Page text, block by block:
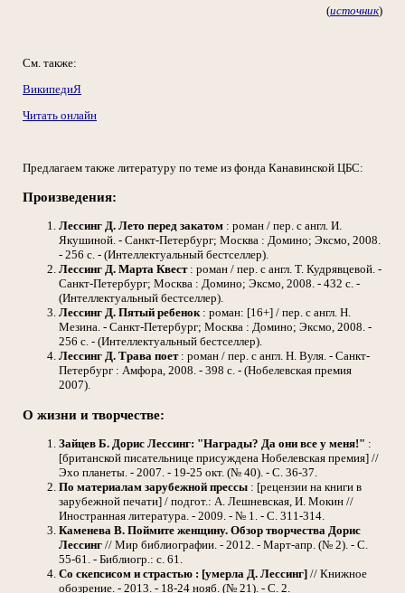
(источник)
См. также:
ВикипедиЯ
Читать онлайн
Предлагаем также литературу по теме из фонда Канавинской ЦБС:
Произведения:
Лессинг Д. Лето перед закатом : роман / пер. с англ. И.
Якушиной. - Санкт-Петербург; Москва : Домино; Эксмо, 2008.
- 256 с. - (Интеллектуальный бестселлер).
Лессинг Д. Марта Квест: роман / пер. с англ. Т. Кудрявцевой. -
Санкт-Петербург; Москва : Домино; Эксмо, 2008. - 432 с. -
(Интеллектуальный бестселлер).
Лессинг Д. Пятый ребенок: роман: [16+] / пер. с англ. Н.
Мезина. - Санкт-Петербург; Москва : Домино; Эксмо, 2008. -
256 с. - (Интеллектуальный бестселлер).
Лессинг Д. Трава поет: роман / пер. с англ. Н. Вуля. - Санкт-
Петербург : Амфора, 2008. - 398 с. - (Нобелевская премия
2007).
О жизни и творчестве:
Зайцев Б. Дорис Лессинг: "Награды? Да они все у меня!" :
[британской писательнице присуждена Нобелевская премия] //
Эхо планеты. - 2007. - 19-25 окт. (№ 40). - С. 36-37.
По материалам зарубежной прессы : [рецензии на книги в
зарубежной печати] / подгот.: А. Лешневская, И. Мокин //
Иностранная литература. - 2009. - № 1. - С. 311-314.
Каменева В. Поймите женщину. Обзор творчества Дорис
Лессинг // Мир библиографии. - 2012. - Март-апр. (№ 2). - С.
55-61. - Библиогр.: с. 61.
Со скепсисом и страстью : [умерла Д. Лессинг] // Книжное
обозрение. - 2013. - 18-24 нояб. (№ 21). - С. 2.